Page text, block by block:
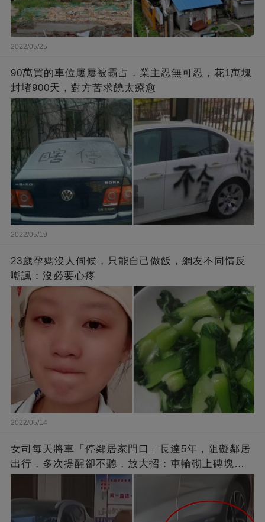
2022/05/25
90萬買的車位屢屢被霸占，業主忍無可忍，花1萬塊
封堵900天，對方苦求饒太療愈
2022/05/19
23歲孕媽沒人伺候，只能自己做飯，網友不同情反
嘲諷：沒必要心疼
2022/05/14
女司每天將車「停鄰居家門口」長達5年，阻礙鄰居
出行，多次提醒卻不聽，放大招：車輪砌上磚塊，